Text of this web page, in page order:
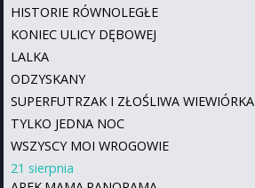
HISTORIE RÓWNOLEGŁE
KONIEC ULICY DĘBOWEJ
LALKA
ODZYSKANY
SUPERFUTRZAK I ZŁOŚLIWA WIEWIÓRKA
TYLKO JEDNA NOC
WSZYSCY MOI WROGOWIE
21 sierpnia